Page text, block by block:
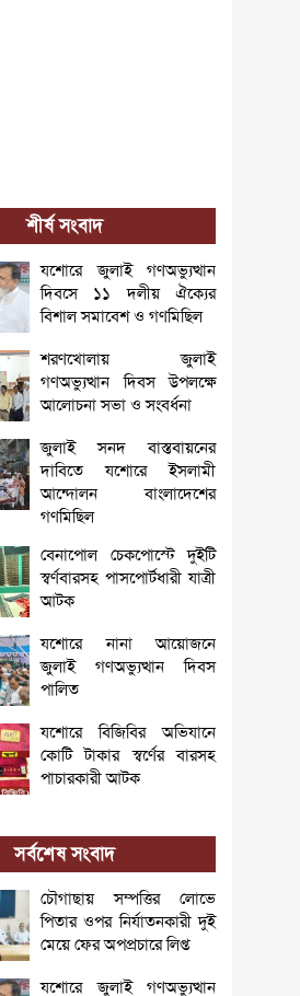
শীর্ষ সংবাদ
যশোরে জুলাই গণঅভ্যুত্থান
দিবসে ১১ দলীয় ঐক্যের
বিশাল সমাবেশ ও গণমিছিল
শরণখোলায় জুলাই
গণঅভ্যুত্থান দিবস উপলক্ষে
আলোচনা সভা ও সংবর্ধনা
জুলাই সনদ বাস্তবায়নের
দাবিতে যশোরে ইসলামী
আন্দোলন বাংলাদেশের
গণমিছিল
বেনাপোল চেকপোস্টে দুইটি
স্বর্ণবারসহ পাসপোর্টধারী যাত্রী
আটক
যশোরে নানা আয়োজনে
জুলাই গণঅভ্যুত্থান দিবস
পালিত
যশোরে বিজিবির অভিযানে
কোটি টাকার স্বর্ণের বারসহ
পাচারকারী আটক
সর্বশেষ সংবাদ
চৌগাছায় সম্পত্তির লোভে
পিতার ওপর নির্যাতনকারী দুই
মেয়ে ফের অপপ্রচারে লিপ্ত
যশোরে জুলাই গণঅভ্যুত্থান